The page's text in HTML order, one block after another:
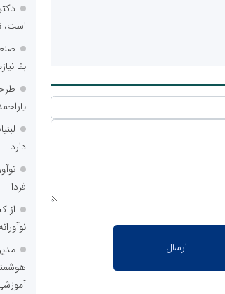
است،
بقا
دارد
فردا
از